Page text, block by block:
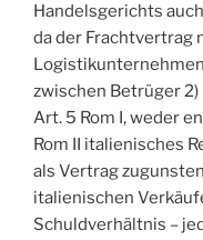
Handelsgerichts
da der Frachtvertrag
zwischen Betrüger
Art. 5 Rom I, weder
Rom II italienisches
als Vertrag
italienischen
Schuldverhältnis –